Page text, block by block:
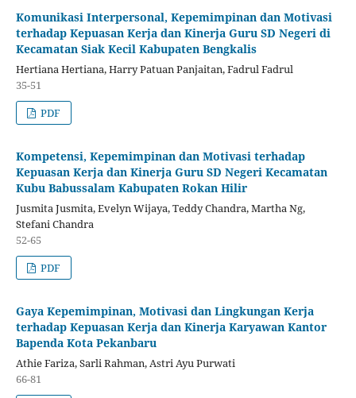
Komunikasi Interpersonal, Kepemimpinan dan Motivasi
terhadap Kepuasan Kerja dan Kinerja Guru SD Negeri di
Kecamatan Siak Kecil Kabupaten Bengkalis
Hertiana Hertiana, Harry Patuan Panjaitan, Fadrul Fadrul
35-51
PDF
Kompetensi, Kepemimpinan dan Motivasi terhadap
Kepuasan Kerja dan Kinerja Guru SD Negeri Kecamatan
Kubu Babussalam Kabupaten Rokan Hilir
Jusmita Jusmita, Evelyn Wijaya, Teddy Chandra, Martha Ng,
Stefani Chandra
52-65
PDF
Gaya Kepemimpinan, Motivasi dan Lingkungan Kerja
terhadap Kepuasan Kerja dan Kinerja Karyawan Kantor
Bapenda Kota Pekanbaru
Athie Fariza, Sarli Rahman, Astri Ayu Purwati
66-81